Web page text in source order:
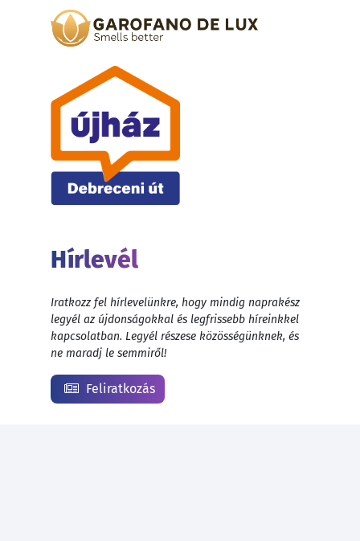
Hírlevél
Iratkozz fel hírlevelünkre, hogy mindig naprakész
legyél az újdonságokkal és legfrissebb híreinkkel
kapcsolatban. Legyél részese közösségünknek, és
ne maradj le semmiről!
Feliratkozás